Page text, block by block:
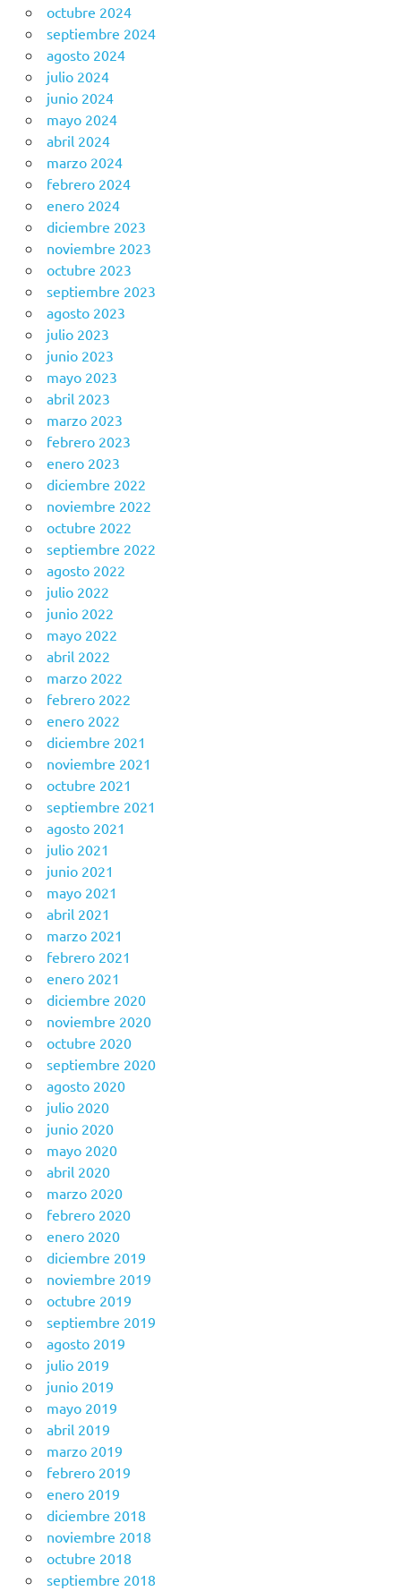
octubre 2024
septiembre 2024
agosto 2024
julio 2024
junio 2024
mayo 2024
abril 2024
marzo 2024
febrero 2024
enero 2024
diciembre 2023
noviembre 2023
octubre 2023
septiembre 2023
agosto 2023
julio 2023
junio 2023
mayo 2023
abril 2023
marzo 2023
febrero 2023
enero 2023
diciembre 2022
noviembre 2022
octubre 2022
septiembre 2022
agosto 2022
julio 2022
junio 2022
mayo 2022
abril 2022
marzo 2022
febrero 2022
enero 2022
diciembre 2021
noviembre 2021
octubre 2021
septiembre 2021
agosto 2021
julio 2021
junio 2021
mayo 2021
abril 2021
marzo 2021
febrero 2021
enero 2021
diciembre 2020
noviembre 2020
octubre 2020
septiembre 2020
agosto 2020
julio 2020
junio 2020
mayo 2020
abril 2020
marzo 2020
febrero 2020
enero 2020
diciembre 2019
noviembre 2019
octubre 2019
septiembre 2019
agosto 2019
julio 2019
junio 2019
mayo 2019
abril 2019
marzo 2019
febrero 2019
enero 2019
diciembre 2018
noviembre 2018
octubre 2018
septiembre 2018